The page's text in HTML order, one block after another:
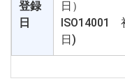
登録
日
日）
ISO14001
日)